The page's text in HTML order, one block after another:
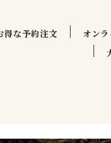
得な予約注文 オン